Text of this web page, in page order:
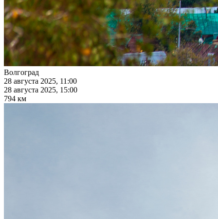
Волгоград
28 августа 2025, 11:00
28 августа 2025, 15:00
794 км